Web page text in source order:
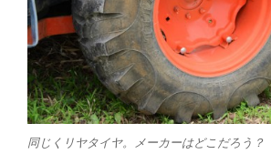
同じくリヤタイヤ。メーカーはどこだろう？